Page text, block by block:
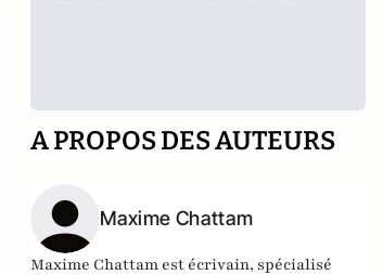
A PROPOS DES AUTEURS
Maxime Chattam
Maxime Chattam est écrivain, spécialisé